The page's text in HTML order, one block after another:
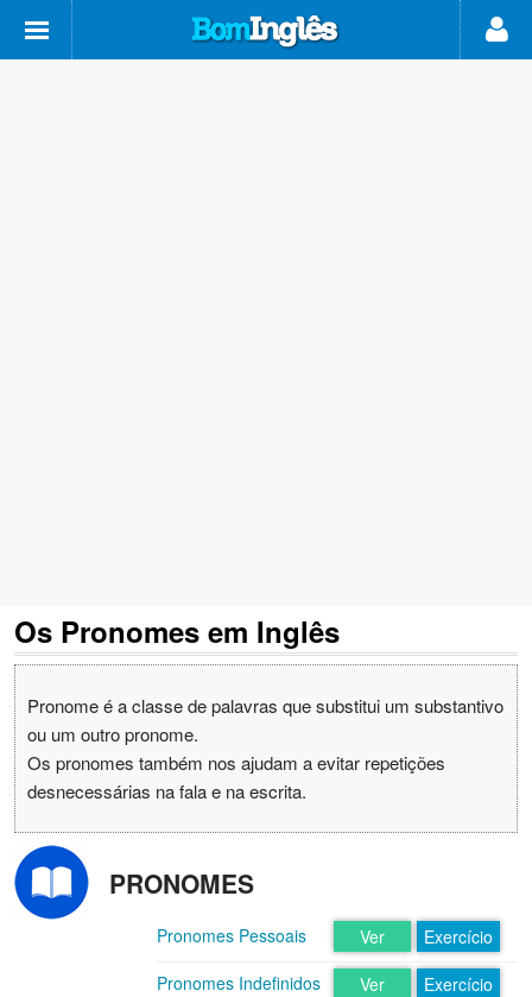
Os Pronomes em Inglês
Pronome é a classe de palavras que substitui um substantivo
ou um outro pronome.
Os pronomes também nos ajudam a evitar repetições
desnecessárias na fala e na escrita.
PRONOMES
Pronomes Pessoais Exercício
Ver
Pronomes Indefinidos
Exercício
Ver